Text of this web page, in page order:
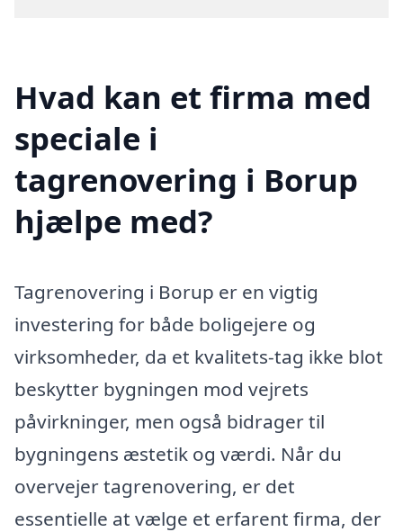
Hvad kan et firma med
speciale i
tagrenovering i Borup
hjælpe med?
Tagrenovering i Borup er en vigtig
investering for både boligejere og
virksomheder, da et kvalitets-tag ikke blot
beskytter bygningen mod vejrets
påvirkninger, men også bidrager til
bygningens æstetik og værdi. Når du
overvejer tagrenovering, er det
essentielle at vælge et erfarent firma, der